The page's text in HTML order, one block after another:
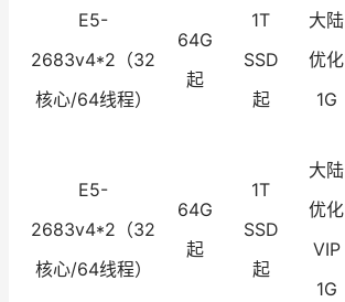
E5-
2683v4*2（32
核心/64线程）
64G
起
1T
SSD
起
大陆
优化
1G
E5-
2683v4*2（32
核心/64线程）
64G
起
1T
SSD
起
大陆
优化
VIP
1G